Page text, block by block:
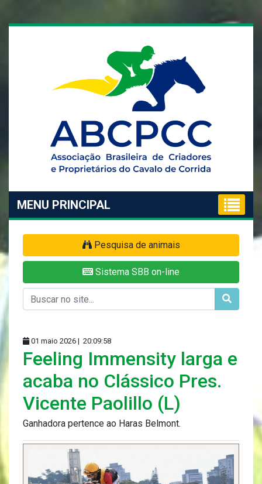
MENU PRINCIPAL
Pesquisa de animais
Sistema SBB on-line
01 maio 2026 | 20:09:58
Feeling Immensity larga e
acaba no Clássico Pres.
Vicente Paolillo (L)
Ganhadora pertence ao Haras Belmont.